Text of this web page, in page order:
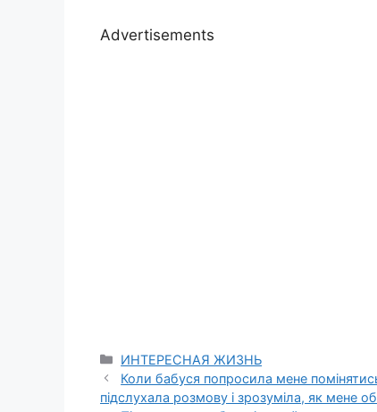
Advertisements
Categories
ИНТЕРЕСНАЯ ЖИЗНЬ
Коли бабуся попросила мене
підслухала розмову і зрозуміла, як мене